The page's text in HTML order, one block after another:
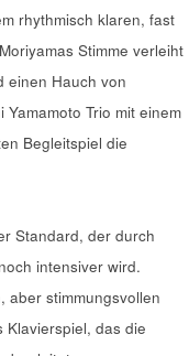
rhythmisch klaren, fast
Stimme verleiht
einen Hauch von
Trio mit einem
Begleitspiel die
Standard, der durch
intensiver wird.
aber stimmungsvollen
das die